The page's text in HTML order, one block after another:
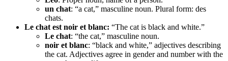
un chat: “a cat,” masculine noun. Plural form: des
chats.
Le chat est noir et blanc: “The cat is black and white.”
Le chat: “the cat,” masculine noun.
noir et blanc: “black and white,” adjectives describing
the cat. Adjectives agree in gender and number with the